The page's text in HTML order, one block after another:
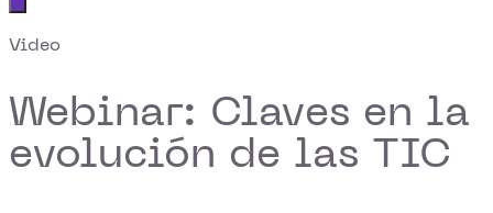
Video
Webinar: Claves en la
evolución de las TIC